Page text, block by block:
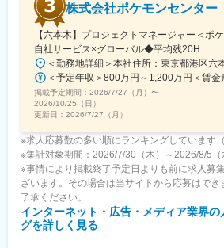
株式会社ポケモンセンター
【六本木】プロジェクトマネージャー＜ポ
自社サービス×グローバル◆平均残20H
掲載予定期間： 2026/7/27（月） 〜
2026/10/25（日）
更新日： 2026/7/27（月）
※求人応募数の多い順にランキングしています
※集計対象期間：2026/7/30（木）～2026/8/5（
※事情により掲載終了予定日よりも前に求人募
ざいます。その場合は当サイトから応募はで
了承ください。
インターネット・広告・メディア業界の
グを詳しく見る